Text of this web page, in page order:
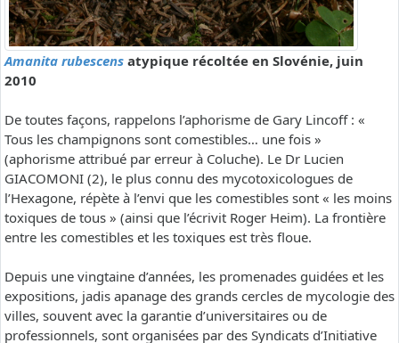
Amanita rubescens atypique récoltée en Slovénie, juin
2010
De toutes façons, rappelons l’aphorisme de Gary Lincoff : «
Tous les champignons sont comestibles… une fois »
(aphorisme attribué par erreur à Coluche). Le Dr Lucien
GIACOMONI (2), le plus connu des mycotoxicologues de
l’Hexagone, répète à l’envi que les comestibles sont « les moins
toxiques de tous » (ainsi que l’écrivit Roger Heim). La frontière
entre les comestibles et les toxiques est très floue.
Depuis une vingtaine d’années, les promenades guidées et les
expositions, jadis apanage des grands cercles de mycologie des
villes, souvent avec la garantie d’universitaires ou de
professionnels, sont organisées par des Syndicats d’Initiative